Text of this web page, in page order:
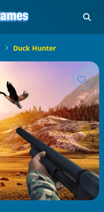
Duck Hunter